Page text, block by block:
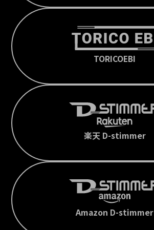
TORICOEBI
楽天 D-stimmer
Amazon D-stimmer